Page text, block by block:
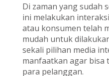
Di zaman yang sudah
ini melakukan
atau konsumen telah
mudah untuk
sekali pilihan media
manfaatkan agar
para pelanggan.